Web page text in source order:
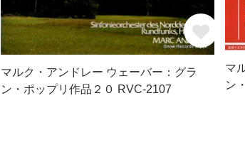
マルク・アンドレー ウェーバー：グラ
ン・ポップリ作品２０ RVC-2107
マ
ン